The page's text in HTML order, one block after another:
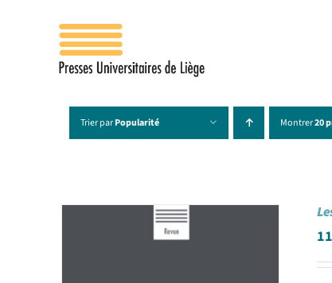
Trier parPopularité Montrer20